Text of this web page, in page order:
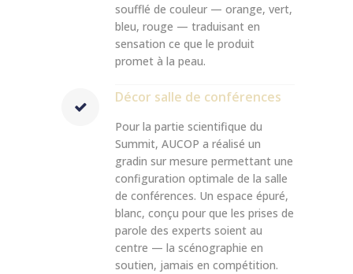
soufflé de couleur — orange, vert,
bleu, rouge — traduisant en
sensation ce que le produit
promet à la peau.
Décor salle de conférences
Pour la partie scientifique du
Summit, AUCOP a réalisé un
gradin sur mesure permettant une
configuration optimale de la salle
de conférences. Un espace épuré,
blanc, conçu pour que les prises de
parole des experts soient au
centre — la scénographie en
soutien, jamais en compétition.